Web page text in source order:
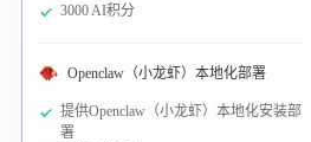
3000 AI积分
Openclaw（小龙虾）本地化部署
提供Openclaw（小龙虾）本地化安装部
署